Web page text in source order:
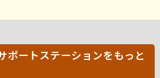
ポートステーションをもっと